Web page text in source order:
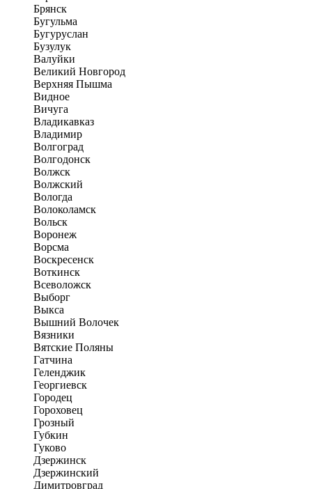
Брянск
Бугульма
Бугуруслан
Бузулук
Валуйки
Великий Новгород
Верхняя Пышма
Видное
Вичуга
Владикавказ
Владимир
Волгоград
Волгодонск
Волжск
Волжский
Вологда
Волоколамск
Вольск
Воронеж
Ворсма
Воскресенск
Воткинск
Всеволожск
Выборг
Выкса
Вышний Волочек
Вязники
Вятские Поляны
Гатчина
Геленджик
Георгиевск
Городец
Гороховец
Грозный
Губкин
Гуково
Дзержинск
Дзержинский
Димитровград